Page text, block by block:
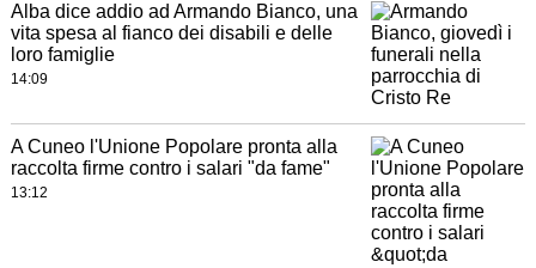
Alba dice addio ad Armando Bianco, una
vita spesa al fianco dei disabili e delle
loro famiglie
14:09
A Cuneo l'Unione Popolare pronta alla
raccolta firme contro i salari "da fame"
13:12